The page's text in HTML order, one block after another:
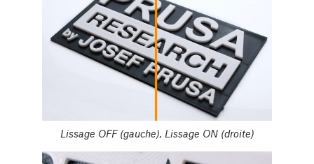
Lissage OFF (gauche), Lissage ON (droite)